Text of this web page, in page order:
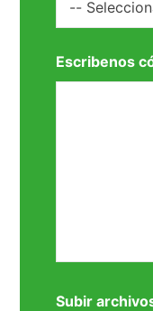
Escribenos
Subir